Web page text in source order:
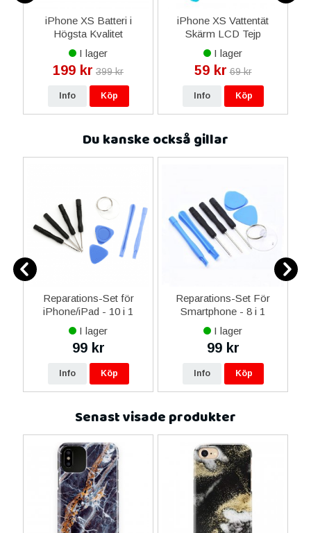
iPhone XS Batteri i
Högsta Kvalitet
I lager
199 kr 399 kr
Info Köp
iPhone XS Vattentät
Skärm LCD Tejp
I lager
59 kr 69 kr
Info Köp
Du kanske också gillar
Reparations-Set för
iPhone/iPad - 10 i 1
I lager
99 kr
Info Köp
Reparations-Set För
Smartphone - 8 i 1
I lager
99 kr
Info Köp
Senast visade produkter